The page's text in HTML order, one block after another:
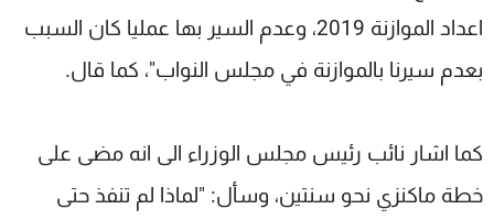
اعداد الموازنة 2019، وعدم السير بها عمليا كان السبب
بعدم سيرنا بالموازنة في مجلس النواب"، كما قال.
كما اشار نائب رئيس مجلس الوزراء الى انه مضى على
خطة ماكنزي نحو سنتين، وسأل: "لماذا لم تنفذ حتى